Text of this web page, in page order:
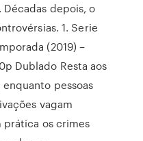
depois, o
1. Serie
(2019) –
Dublado Resta aos
pessoas
vagam
os crimes